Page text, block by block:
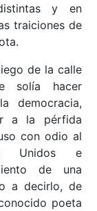
y en
traiciones de
de la calle
solía hacer
democracia,
a la pérfida
con odio al
Unidos e
de una
a decirlo, de
poeta